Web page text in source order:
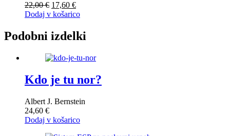
22,00€ Izvirna
cena
bila:
22,00 €.
17,60 €Trenutna
cena
17,60 €.
Dodaj v košarico
Podobni izdelki
Kdo je tu nor?
Albert J. Bernstein
24,60 €
Dodaj v košarico